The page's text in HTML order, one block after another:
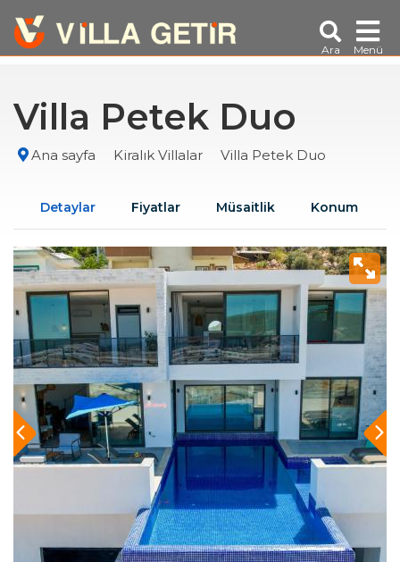
Ara Menü
Villa Petek Duo
Ana sayfa Kiralık Villalar Villa Petek Duo
Detaylar Fiyatlar Müsaitlik Konum